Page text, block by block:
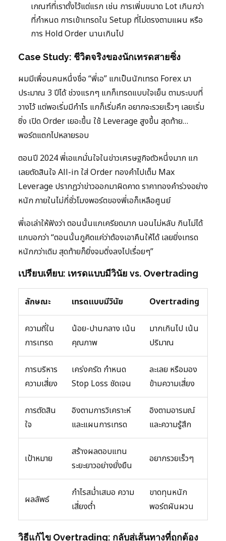
เกณฑ์ที่เราตั้งไว้แต่แรก เช่น การเพิ่มขนาด Lot เกินกว่า
ที่กำหนด การเข้าเทรดใน Setup ที่ไม่ตรงตามแผน หรือ
การ Hold Order นานเกินไป
Case Study: ชีวิตจริงของนักเทรดสายซิ่ง
ผมมีเพื่อนคนหนึ่งชื่อ “พี่เอ” แกเป็นนักเทรด Forex มา
ประมาณ 3 ปีได้ ช่วงแรกๆ แกก็เทรดแบบใจเย็น ตามระบบที่
วางไว้ แต่พอเริ่มมีกำไร แกก็เริ่มคึก อยากจะรวยเร็วๆ เลยเริ่ม
ซิ่ง เปิด Order เยอะขึ้น ใช้ Leverage สูงขึ้น สุดท้าย…
พอร์ตแตกไปหลายรอบ
ตอนปี 2024 พี่เอแกมั่นใจในข่าวเศรษฐกิจตัวหนึ่งมาก แก
เลยตัดสินใจ All-in ใส่ Order ทองคำไปเต็ม Max
Leverage ปรากฏว่าข่าวออกมาผิดคาด ราคาทองคำร่วงอย่าง
หนัก ภายในไม่กี่ชั่วโมงพอร์ตของพี่เอก็เหลือศูนย์
พี่เอเล่าให้ฟังว่า ตอนนั้นแกเครียดมาก นอนไม่หลับ กินไม่ได้
แกบอกว่า “ตอนนั้นกูคิดแค่ว่าต้องเอาคืนให้ได้ เลยยิ่งเทรด
หนักกว่าเดิม สุดท้ายก็ยิ่งจมดิ่งลงไปเรื่อยๆ”
เปรียบเทียบ: เทรดแบบมีวินัย vs. Overtrading
ลักษณะ เทรดแบบมีวินัย Overtrading
ความถี่ใน
การเทรด
น้อย-ปานกลาง เน้น
คุณภาพ
มากเกินไป เน้น
ปริมาณ
การบริหาร
ความเสี่ยง
เคร่งครัด กำหนด
Stop Loss ชัดเจน
ละเลย หรือมอง
ข้ามความเสี่ยง
การตัดสิน
ใจ
อิงตามการวิเคราะห์
และแผนการเทรด
อิงตามอารมณ์
และความรู้สึก
เป้าหมาย
สร้างผลตอบแทน
ระยะยาวอย่างยั่งยืน
อยากรวยเร็วๆ
ผลลัพธ์
กำไรสม่ำเสมอ ความ
เสี่ยงต่ำ
ขาดทุนหนัก
พอร์ตผันผวน
วิธีแก้ไข Overtrading: กลับสู่เส้นทางที่ถูกต้อง